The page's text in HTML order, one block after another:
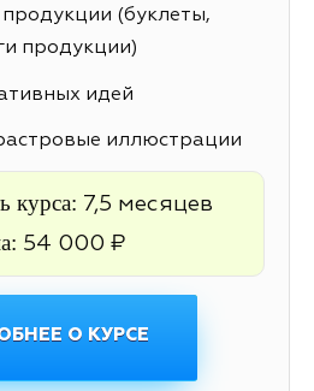
(буклеты,
продукции)
идей
иллюстрации
курса: 7,5 месяцев
54 000 ₽
О КУРСЕ